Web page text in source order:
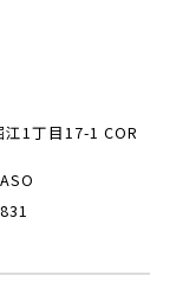
1丁目17-1 COR